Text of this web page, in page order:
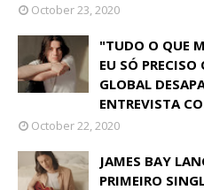
October 23, 2020
"TUDO O QUE
EU SÓ
GLOBAL
ENTREVISTA
October 22, 2020
JAMES BAY
PRIMEIRO